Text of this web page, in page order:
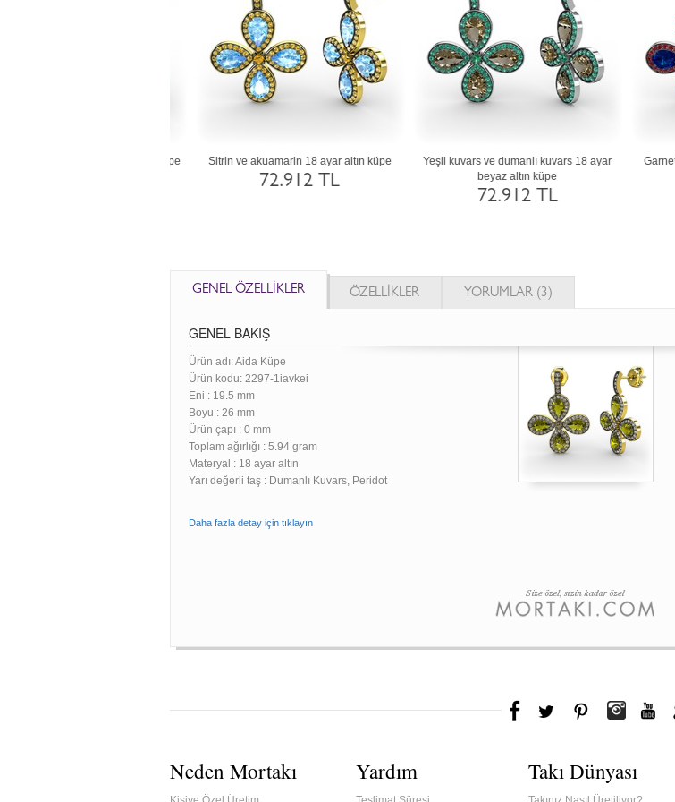
Lab safir ve yeşil kuvars 18 ayar beyaz
altın küpe
Ametist ve rodolit garnet 18 ayar altın küpe
72.912 TL
Yeşil kuvars
GENEL ÖZELLİKLER ÖZELLİKLER YORUMLAR (3)
GENEL BAKIŞ
Ürün adı: Aida Küpe
Ürün kodu: 2297-1iavkei
Eni : 19.5 mm
Boyu : 26 mm
Ürün çapı : 0 mm
Toplam ağırlığı : 5.94 gram
Materyal : 18 ayar altın
Yarı değerli taş : Dumanlı Kuvars, Peridot
Daha fazla detay için tıklayın
Neden Mortakı Yardım Takı Dünyası